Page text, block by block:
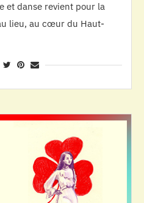
et danse revient pour la
lieu, au cœur du Haut-